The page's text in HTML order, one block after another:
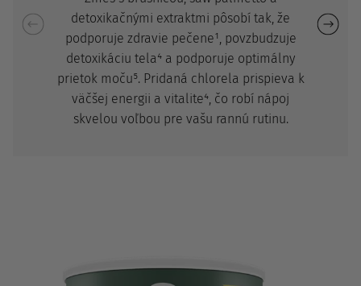
detoxikačnými extraktmi pôsobí tak, že
podporuje zdravie pečene¹, povzbudzuje
detoxikáciu tela⁴ a podporuje optimálny
prietok moču⁵. Pridaná chlorela prispieva k
väčšej energii a vitalite⁴, čo robí nápoj
skvelou voľbou pre vašu rannú rutinu.